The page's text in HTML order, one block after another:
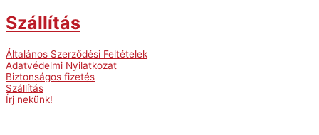
Szállítás
Általános Szerződési Feltételek
Adatvédelmi Nyilatkozat
Biztonságos fizetés
Szállítás
Írj nekünk!